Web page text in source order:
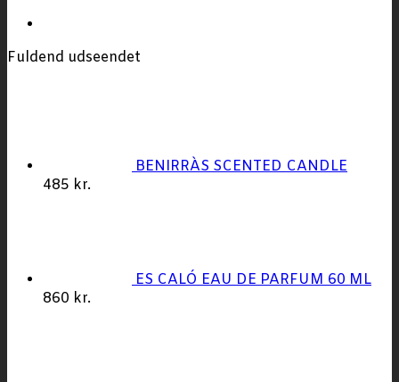
Fuldend udseendet
BENIRRÀS SCENTED CANDLE
485 kr.
ES CALÓ EAU DE PARFUM 60 ML
860 kr.